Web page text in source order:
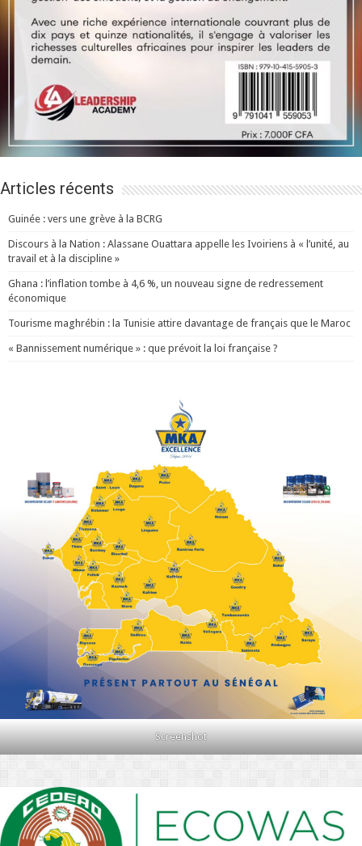
Articles récents
Guinée : vers une grève à la BCRG
Discours à la Nation : Alassane Ouattara appelle les Ivoiriens à « l’unité, au
travail et à la discipline »
Ghana : l’inflation tombe à 4,6 %, un nouveau signe de redressement
économique
Tourisme maghrébin : la Tunisie attire davantage de français que le Maroc
« Bannissement numérique » : que prévoit la loi française ?
Screenshot